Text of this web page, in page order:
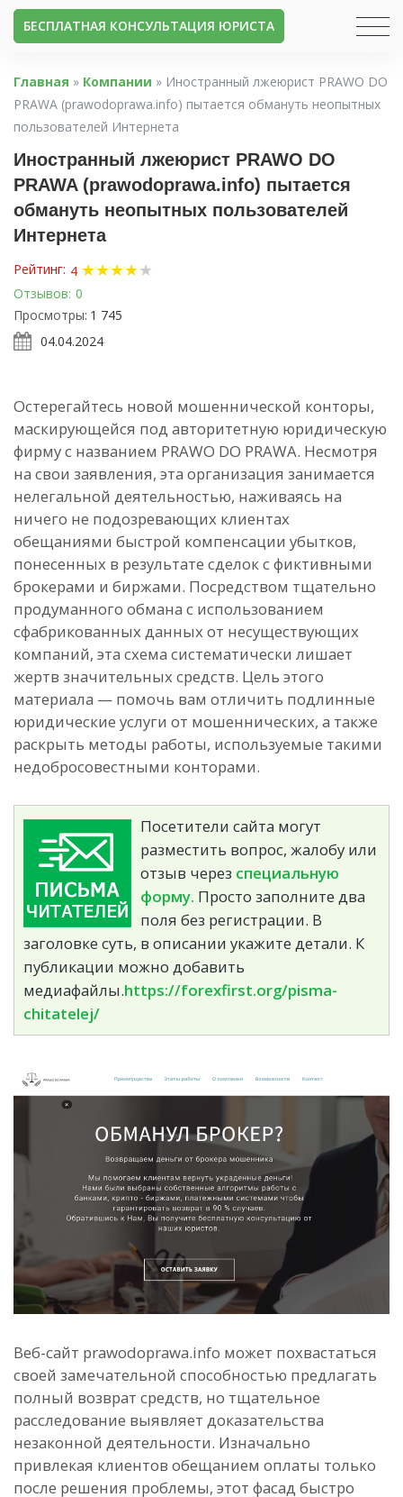
БЕСПЛАТНАЯ КОНСУЛЬТАЦИЯ ЮРИСТА
Главная » Компании » Иностранный лжеюрист PRAWO DO
PRAWA (prawodoprawa.info) пытается обмануть неопытных
пользователей Интернета
Иностранный лжеюрист PRAWO DO
PRAWA (prawodoprawa.info) пытается
обмануть неопытных пользователей
Интернета
Рейтинг: 4 ★★★★★
Отзывов: 0
Просмотры: 1 745
04.04.2024
Остерегайтесь новой мошеннической конторы,
маскирующейся под авторитетную юридическую
фирму с названием PRAWO DO PRAWA. Несмотря
на свои заявления, эта организация занимается
нелегальной деятельностью, наживаясь на
ничего не подозревающих клиентах
обещаниями быстрой компенсации убытков,
понесенных в результате сделок с фиктивными
брокерами и биржами. Посредством тщательно
продуманного обмана с использованием
сфабрикованных данных от несуществующих
компаний, эта схема систематически лишает
жертв значительных средств. Цель этого
материала — помочь вам отличить подлинные
юридические услуги от мошеннических, а также
раскрыть методы работы, используемые такими
недобросовестными конторами.
Посетители сайта могут
разместить вопрос, жалобу или
отзыв через специальную
форму. Просто заполните два
поля без регистрации. В
заголовке суть, в описании укажите детали. К
публикации можно добавить
медиафайлы.https://forexfirst.org/pisma-
chitatelej/
Веб-сайт prawodoprawa.info может похвастаться
своей замечательной способностью предлагать
полный возврат средств, но тщательное
расследование выявляет доказательства
незаконной деятельности. Изначально
привлекая клиентов обещанием оплаты только
после решения проблемы, этот фасад быстро